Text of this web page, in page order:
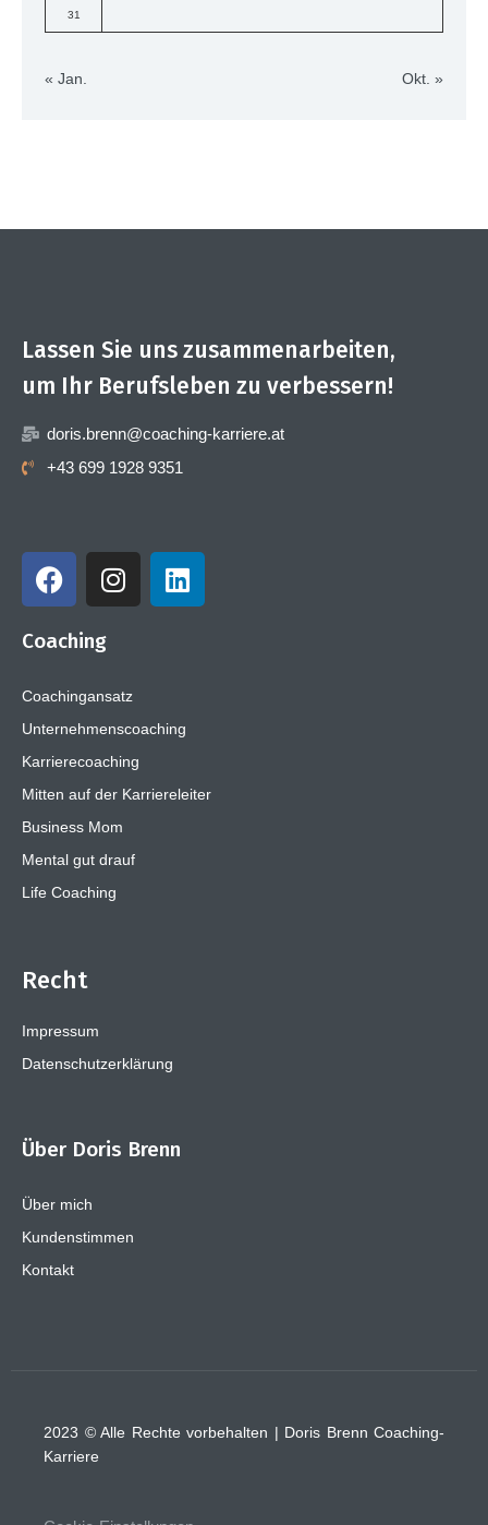
31
« Jan. Okt. »
Lassen Sie uns zusammenarbeiten,
um Ihr Berufsleben zu verbessern!
doris.brenn@coaching-karriere.at
+43 699 1928 9351
Coaching
Coachingansatz
Unternehmenscoaching
Karrierecoaching
Mitten auf der Karriereleiter
Business Mom
Mental gut drauf
Life Coaching
Recht
Impressum
Datenschutzerklärung
Über Doris Brenn
Über mich
Kundenstimmen
Kontakt
2023 © Alle Rechte vorbehalten | Doris Brenn Coaching-
Karriere